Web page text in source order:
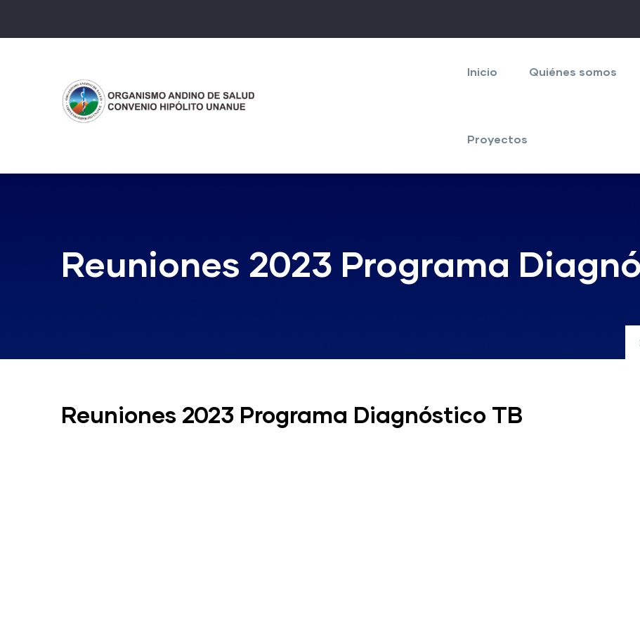
al
principal
Inicio Quiénes somos
Proyectos
Reuniones 2023 Programa
Reuniones 2023 Programa Diagnóstico TB